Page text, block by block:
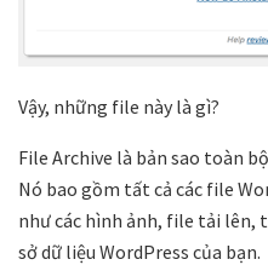
Vậy, những file này là gì?
File Archive là bản sao toàn
Nó bao gồm tất cả các file
như các hình ảnh, file tải lên,
sở dữ liệu WordPress của bạn.